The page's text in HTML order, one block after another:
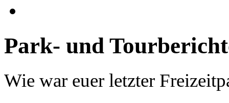
Park- und
Wie war euer letzter